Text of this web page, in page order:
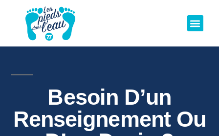
Besoin D’un
Renseignement Ou